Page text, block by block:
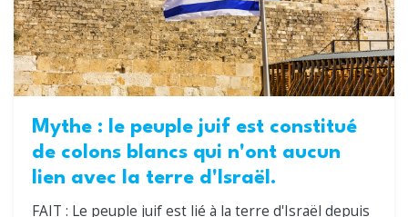
Mythe : le peuple juif est constitué
de colons blancs qui n'ont aucun
lien avec la terre d'Israël.
FAIT : Le peuple juif est lié à la terre d'Israël depuis